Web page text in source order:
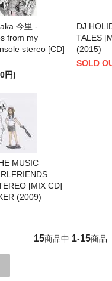
今里 -
from my
stereo [CD]
円)
DJ
TALES
(2015)
SOLD
MUSIC
[MIX CD]
(2009)
15商品中 1-15商品